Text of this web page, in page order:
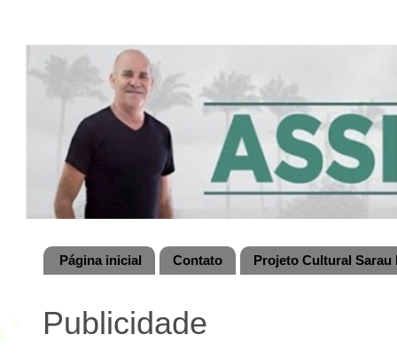
Página inicial Contato Projeto Cultural
Publicidade